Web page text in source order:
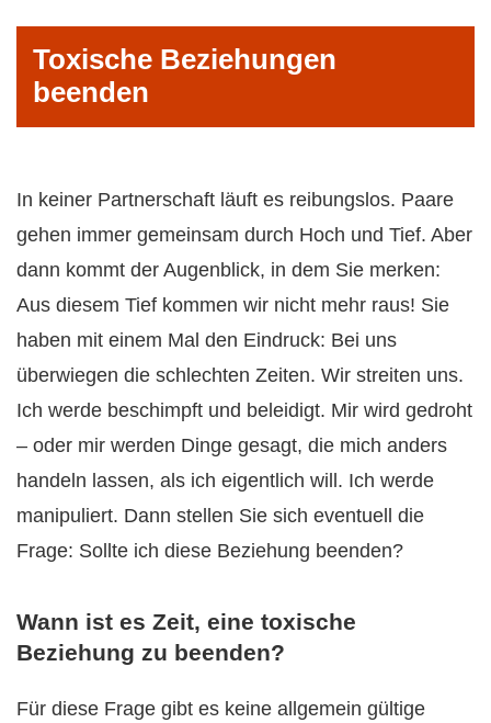
Toxische Beziehungen
beenden
In keiner Partnerschaft läuft es reibungslos. Paare
gehen immer gemeinsam durch Hoch und Tief. Aber
dann kommt der Augenblick, in dem Sie merken:
Aus diesem Tief kommen wir nicht mehr raus! Sie
haben mit einem Mal den Eindruck: Bei uns
überwiegen die schlechten Zeiten. Wir streiten uns.
Ich werde beschimpft und beleidigt. Mir wird gedroht
– oder mir werden Dinge gesagt, die mich anders
handeln lassen, als ich eigentlich will. Ich werde
manipuliert. Dann stellen Sie sich eventuell die
Frage: Sollte ich diese Beziehung beenden?
Wann ist es Zeit, eine toxische
Beziehung zu beenden?
Für diese Frage gibt es keine allgemein gültige